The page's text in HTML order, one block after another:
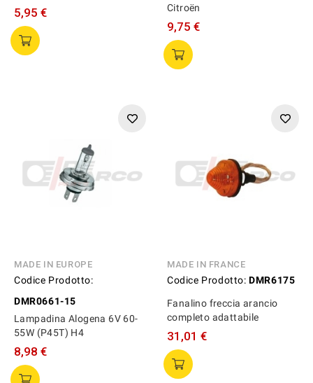
5,95 €
Citroën
9,75 €
MADE IN EUROPE
Codice Prodotto:
DMR0661-15
Lampadina Alogena 6V 60-
55W (P45T) H4
8,98 €
MADE IN FRANCE
Codice Prodotto: DMR6175
Fanalino freccia arancio
completo adattabile
31,01 €